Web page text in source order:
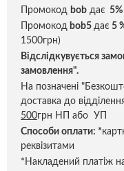
Промокод bob дає
Промокод bob5 дає 5
1500грн)
Відслідкувується
замовлення".
На позначені
доставка до
500грн НП або УП
Способи оплати: *
реквізитами
*Накладений платіж